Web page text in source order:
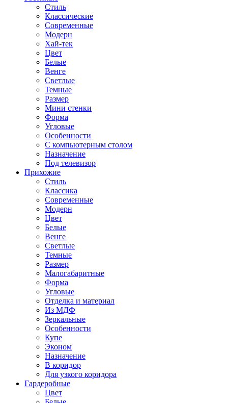
Стиль
Классические
Современные
Модерн
Хай-тек
Цвет
Белые
Венге
Светлые
Темные
Размер
Мини стенки
Форма
Угловые
Особенности
С компьютерным столом
Назначение
Под телевизор
Прихожие
Стиль
Классика
Современные
Модерн
Цвет
Белые
Венге
Светлые
Темные
Размер
Малогабаритные
Форма
Угловые
Отделка и материал
Из МДФ
Зеркальные
Особенности
Купе
Эконом
Назначение
В коридор
Для узкого коридора
Гардеробные
Цвет